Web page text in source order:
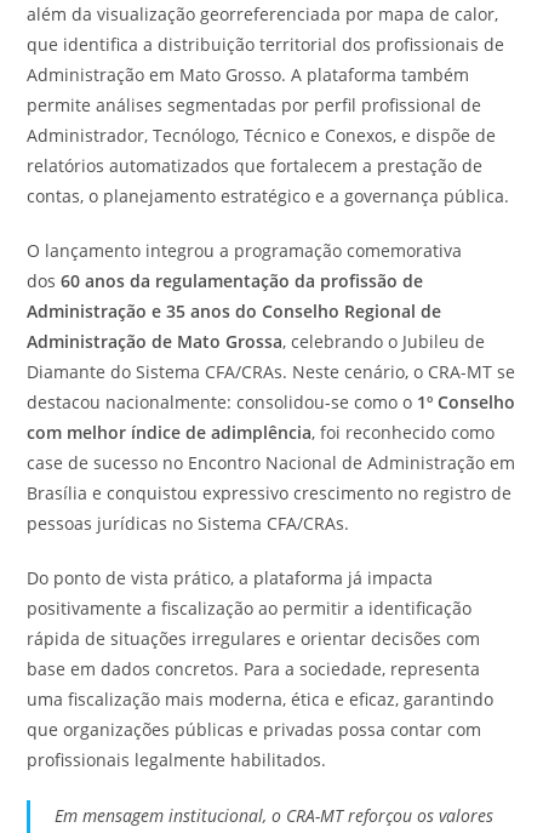
além da visualização georreferenciada por mapa de calor,
que identifica a distribuição territorial dos profissionais de
Administração em Mato Grosso. A plataforma também
permite análises segmentadas por perfil profissional de
Administrador, Tecnólogo, Técnico e Conexos, e dispõe de
relatórios automatizados que fortalecem a prestação de
contas, o planejamento estratégico e a governança pública.
O lançamento integrou a programação comemorativa
dos60 anos da regulamentação da profissão de
Administração e 35 anos do Conselho Regional de
Administração de Mato Grossa, celebrando o Jubileu de
Diamante do Sistema CFA/CRAs. Neste cenário, o CRA-MT se
destacou nacionalmente: consolidou-se como o 1º Conselho
com melhor índice de adimplência, foi reconhecido como
case de sucesso no Encontro Nacional de Administração em
Brasília e conquistou expressivo crescimento no registro de
pessoas jurídicas no Sistema CFA/CRAs.
Do ponto de vista prático, a plataforma já impacta
positivamente a fiscalização ao permitir a identificação
rápida de situações irregulares e orientar decisões com
base em dados concretos. Para a sociedade, representa
uma fiscalização mais moderna, ética e eficaz, garantindo
que organizações públicas e privadas possa contar com
profissionais legalmente habilitados.
Em mensagem institucional, o CRA-MT reforçou os valores